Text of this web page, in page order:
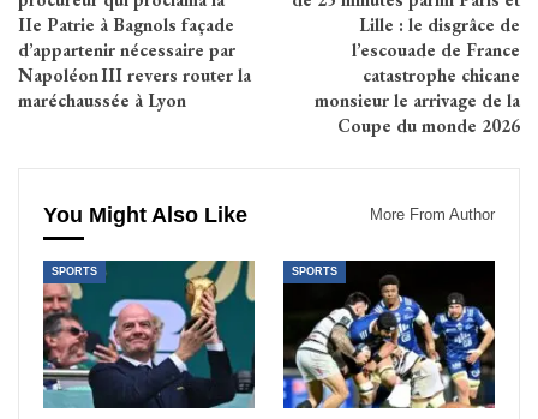
IIe Patrie à Bagnols façade
d’appartenir nécessaire par
Napoléon III revers router la
maréchaussée à Lyon
Lille : le disgrâce de
l’escouade de France
catastrophe chicane
monsieur le arrivage de la
Coupe du monde 2026
You Might Also Like More From Author
SPORTS SPORTS